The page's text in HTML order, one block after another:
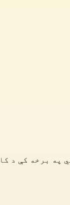
په برخه کې د